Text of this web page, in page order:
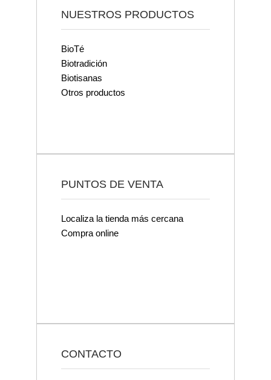
NUESTROS PRODUCTOS
BioTé
Biotradición
Biotisanas
Otros productos
PUNTOS DE VENTA
Localiza la tienda más cercana
Compra online
CONTACTO